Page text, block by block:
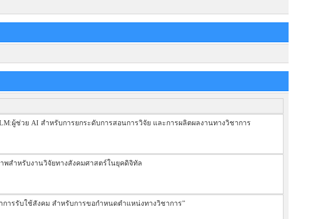
ผู้ช่วย AI สำหรับการยกระดับการสอนการวิจัย และการผลิตผลงานทางวิชาการ
พสำหรับงานวิจัยทางสังคมศาสตร์ในยุคดิจิทัล
ารรับใช้สังคม สำหรับการขอกำหนดตำแหน่งทางวิชาการ”